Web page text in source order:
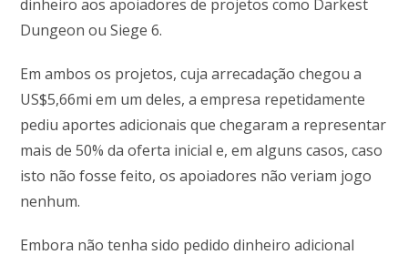
dinheiro aos apoiadores de projetos como Darkest
Dungeon ou Siege 6.
Em ambos os projetos, cuja arrecadação chegou a
US$5,66mi em um deles, a empresa repetidamente
pediu aportes adicionais que chegaram a representar
mais de 50% da oferta inicial e, em alguns casos, caso
isto não fosse feito, os apoiadores não veriam jogo
nenhum.
Embora não tenha sido pedido dinheiro adicional